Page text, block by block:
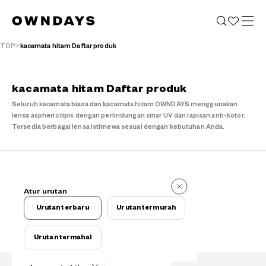
TOP kacamata hitam Daftar produk
kacamata hitam Daftar produk
Seluruh kacamata biasa dan kacamata hitam OWNDAYS menggunakan
lensa aspheric tipis dengan perlindungan sinar UV dan lapisan anti-kotor.
Tersedia berbagai lensa istimewa sesuai dengan kebutuhan Anda.
buah
Kriteria filter
Atur urutan
Urutan terbaru Urutan termurah
Urutan termahal